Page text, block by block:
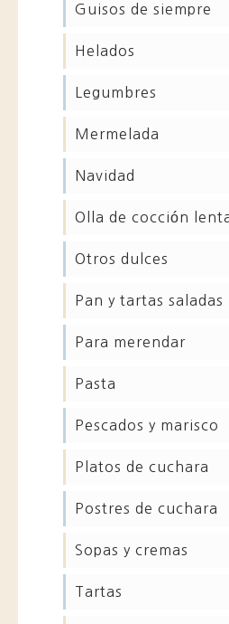
guisos de siempre
helados
legumbres
mermelada
navidad
olla de cocción
otros dulces
pan y tartas saladas
para merendar
pasta
pescados y marisco
platos de cuchara
postres de cuchara
sopas y cremas
tartas